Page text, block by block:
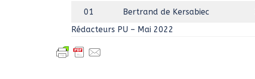
01 Bertrand de Kersabiec
Rédacteurs PU – Mai 2022